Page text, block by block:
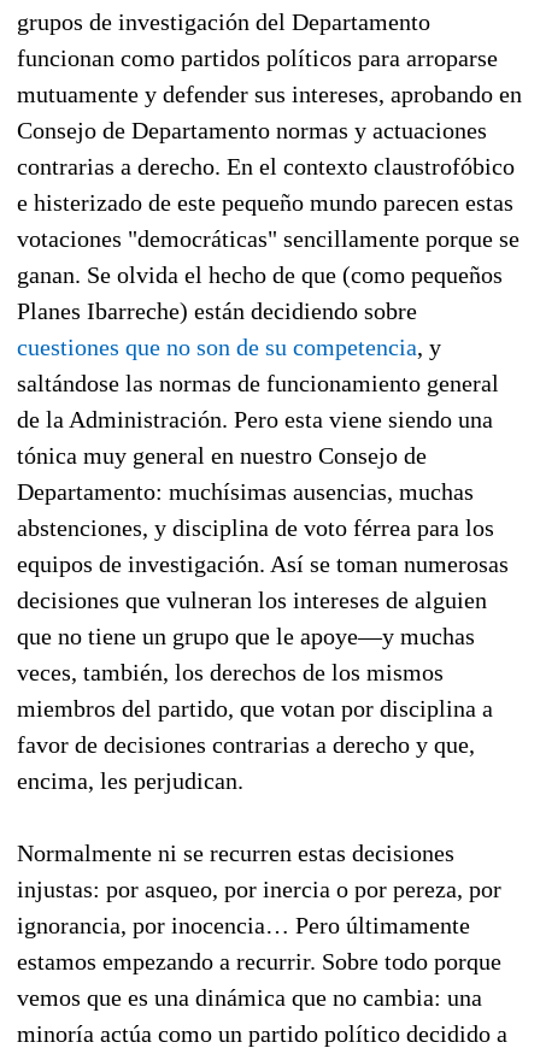
grupos de investigación del Departamento
funcionan como partidos políticos para arroparse
mutuamente y defender sus intereses, aprobando en
Consejo de Departamento normas y actuaciones
contrarias a derecho. En el contexto claustrofóbico
e histerizado de este pequeño mundo parecen estas
votaciones "democráticas" sencillamente porque se
ganan. Se olvida el hecho de que (como pequeños
Planes Ibarreche) están decidiendo sobre
cuestiones que no son de su competencia, y
saltándose las normas de funcionamiento general
de la Administración. Pero esta viene siendo una
tónica muy general en nuestro Consejo de
Departamento: muchísimas ausencias, muchas
abstenciones, y disciplina de voto férrea para los
equipos de investigación. Así se toman numerosas
decisiones que vulneran los intereses de alguien
que no tiene un grupo que le apoye—y muchas
veces, también, los derechos de los mismos
miembros del partido, que votan por disciplina a
favor de decisiones contrarias a derecho y que,
encima, les perjudican.
Normalmente ni se recurren estas decisiones
injustas: por asqueo, por inercia o por pereza, por
ignorancia, por inocencia… Pero últimamente
estamos empezando a recurrir. Sobre todo porque
vemos que es una dinámica que no cambia: una
minoría actúa como un partido político decidido a